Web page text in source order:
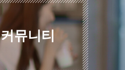
커뮤니티